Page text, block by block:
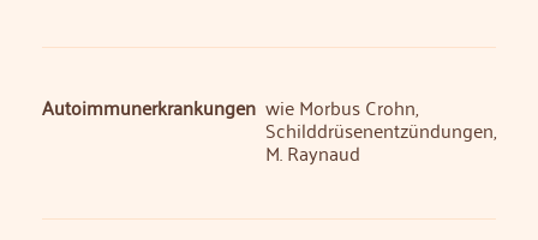
Autoimmunerkrankungen wie Morbus Crohn,
Schilddrüsenentzündungen,
M. Raynaud